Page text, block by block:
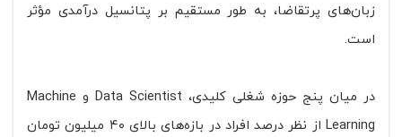
زبان‌های پرتقاضا، به طور مستقیم بر پتانسیل درآمدی مؤثر
است.
در میان پنج حوزه شغلی کلیدی، Data Scientist و Machine
Learning از نظر درصد افراد در بازه‌های بالای ۴۰ میلیون تومان